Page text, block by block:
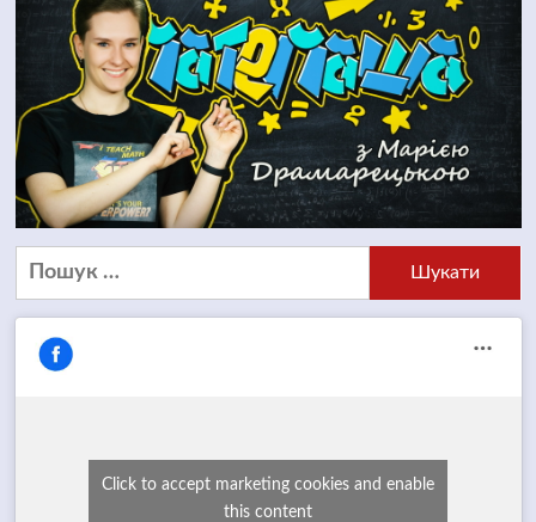
Пошук:
Click to accept marketing cookies and enable
this content